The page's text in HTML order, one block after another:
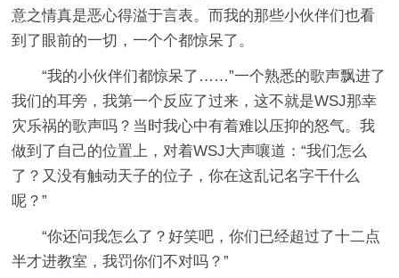
意之情真是恶心得溢于言表。而我的那些小伙伴们也看
到了眼前的一切，一个个都惊呆了。
“我的小伙伴们都惊呆了……”一个熟悉的歌声飘进了
我们的耳旁，我第一个反应了过来，这不就是WSJ那幸
灾乐祸的歌声吗？当时我心中有着难以压抑的怒气。我
做到了自己的位置上，对着WSJ大声嚷道：“我们怎么
了？又没有触动天子的位子，你在这乱记名字干什么
呢？”
“你还问我怎么了？好笑吧，你们已经超过了十二点
半才进教室，我罚你们不对吗？”